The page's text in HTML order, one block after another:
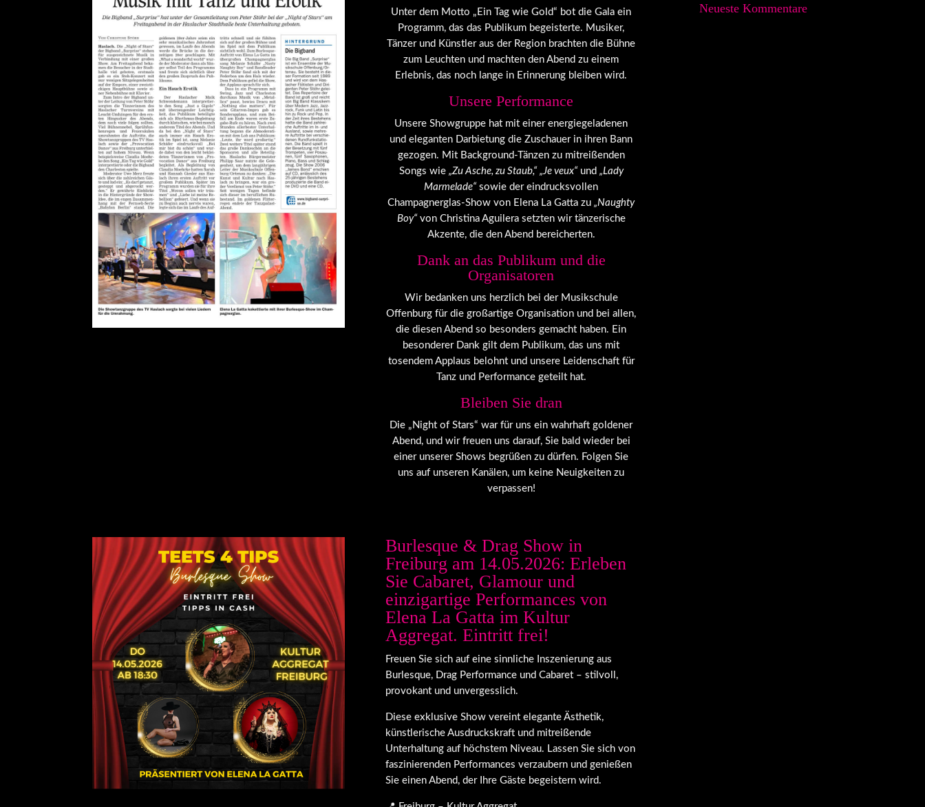
Unter dem Motto „Ein Tag wie Gold“ bot die Gala ein
Programm, das das Publikum begeisterte. Musiker,
Tänzer und Künstler aus der Region brachten die Bühne
zum Leuchten und machten den Abend zu einem
Erlebnis, das noch lange in Erinnerung bleiben wird.
Unsere Performance
Unsere Showgruppe hat mit einer energiegeladenen
und eleganten Darbietung die Zuschauer in ihren Bann
gezogen. Mit Background-Tänzen zu mitreißenden
Songs wie „Zu Asche, zu Staub,“ „Je veux“und „Lady
Marmelade“ sowie der eindrucksvollen
Champagnerglas-Show von Elena La Gatta zu„Naughty
Boy“von Christina Aguilera setzten wir tänzerische
Akzente, die den Abend bereicherten.
Dank an das Publikum und die
Organisatoren
Wir bedanken uns herzlich bei der Musikschule
Offenburg für die großartige Organisation und bei allen,
die diesen Abend so besonders gemacht haben. Ein
besonderer Dank gilt dem Publikum, das uns mit
tosendem Applaus belohnt und unsere Leidenschaft für
Tanz und Performance geteilt hat.
Bleiben Sie dran
Die „Night of Stars“ war für uns ein wahrhaft goldener
Abend, und wir freuen uns darauf, Sie bald wieder bei
einer unserer Shows begrüßen zu dürfen. Folgen Sie
uns auf unseren Kanälen, um keine Neuigkeiten zu
verpassen!
Burlesque & Drag Show in
Freiburg am 14.05.2026: Erleben
Sie Cabaret, Glamour und
einzigartige Performances von
Elena La Gatta im Kultur
Aggregat. Eintritt frei!
Freuen Sie sich auf eine sinnliche Inszenierung aus
Burlesque, Drag Performance und Cabaret – stilvoll,
provokant und unvergesslich.
Diese exklusive Show vereint elegante Ästhetik,
künstlerische Ausdruckskraft und mitreißende
Unterhaltung auf höchstem Niveau. Lassen Sie sich von
faszinierenden Performances verzaubern und genießen
Sie einen Abend, der Ihre Gäste begeistern wird.
Neueste Kommentare